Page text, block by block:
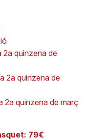
2a quinzena de
2a quinzena de
2a quinzena de març
79€